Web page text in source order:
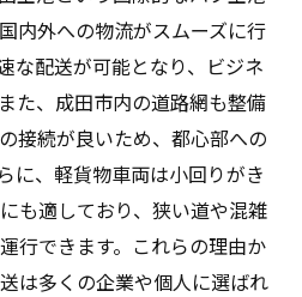
の軽貨物運送の利便性
とした軽貨物運送の役割
のインフラと軽貨物運送の
空港近郊の軽貨物運送
市部と農村部の物流を活性
内外への物流がスムーズに行
な配送が可能となり、ビジネ
た、成田市内の道路網も整備
接続が良いため、都心部への
に、軽貨物車両は小回りがき
も適しており、狭い道や混雑
行できます。これらの理由か
は多くの企業や個人に選ばれ